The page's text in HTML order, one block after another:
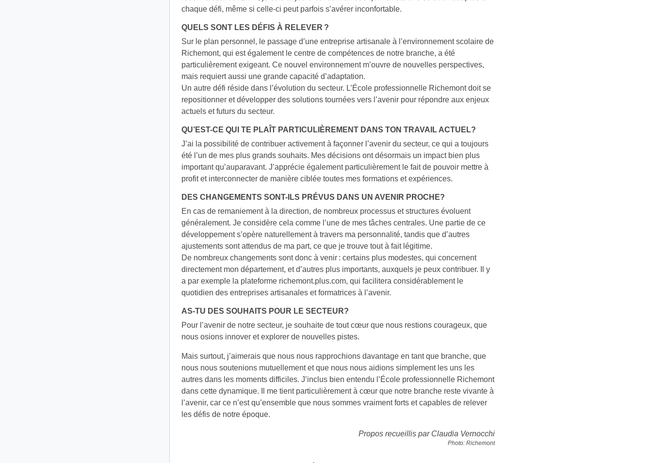
chaque défi, même si celle-ci peut parfois s’avérer inconfortable.
QUELS SONT LES DÉFIS À RELEVER ?
Sur le plan personnel, le passage d’une entreprise artisanale à l’environnement scolaire de
Richemont, qui est également le centre de compétences de notre branche, a été
particulièrement exigeant. Ce nouvel environnement m’ouvre de nouvelles perspectives,
mais requiert aussi une grande capacité d’adaptation.
Un autre défi réside dans l’évolution du secteur. L’École professionnelle Richemont doit se
repositionner et développer des solutions tournées vers l’avenir pour répondre aux enjeux
actuels et futurs du secteur.
QU’EST-CE QUI TE PLAÎT PARTICULIÈREMENT DANS TON TRAVAIL ACTUEL?
J’ai la possibilité de contribuer activement à façonner l’avenir du secteur, ce qui a toujours
été l’un de mes plus grands souhaits. Mes décisions ont désormais un impact bien plus
important qu’auparavant. J’apprécie également particulièrement le fait de pouvoir mettre à
profit et interconnecter de manière ciblée toutes mes formations et expériences.
DES CHANGEMENTS SONT-ILS PRÉVUS DANS UN AVENIR PROCHE?
En cas de remaniement à la direction, de nombreux processus et structures évoluent
généralement. Je considère cela comme l’une de mes tâches centrales. Une partie de ce
développement s’opère naturellement à travers ma personnalité, tandis que d’autres
ajustements sont attendus de ma part, ce que je trouve tout à fait légitime.
De nombreux changements sont donc à venir : certains plus modestes, qui concernent
directement mon département, et d’autres plus importants, auxquels je peux contribuer. Il y
a par exemple la plateforme richemont.plus.com, qui facilitera considérablement le
quotidien des entreprises artisanales et formatrices à l’avenir.
AS-TU DES SOUHAITS POUR LE SECTEUR?
Pour l’avenir de notre secteur, je souhaite de tout cœur que nous restions courageux, que
nous osions innover et explorer de nouvelles pistes.
Mais surtout, j’aimerais que nous nous rapprochions davantage en tant que branche, que
nous nous soutenions mutuellement et que nous nous aidions simplement les uns les
autres dans les moments difficiles. J’inclus bien entendu l’École professionnelle Richemont
dans cette dynamique. Il me tient particulièrement à cœur que notre branche reste vivante à
l’avenir, car ce n’est qu’ensemble que nous sommes vraiment forts et capables de relever
les défis de notre époque.
Propos recueillis par Claudia Vernocchi
Photo: Richemont